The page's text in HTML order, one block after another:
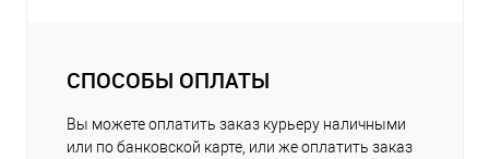
СПОСОБЫ ОПЛАТЫ
Вы можете оплатить заказ курьеру наличными
или по банковской карте, или же оплатить заказ